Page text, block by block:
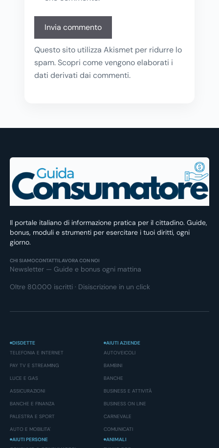
Questo sito utilizza Akismet per ridurre lo
spam.Scopri come vengono elaborati i
dati derivati dai commenti.
Il portale italiano di informazione pratica per il cittadino. Guide,
bonus, moduli e strumenti per esercitare i tuoi diritti, ogni
giorno.
CHI SIAMOCONTATTILAVORA CON NOI
Newsletter — Guide e bonus ogni mattina
Oltre 80.000 iscritti · Disiscrizione in un click
DISDETTE
TELEFONIA E INTERNET
PAY TV E STREAMING
LUCE E GAS
ASSICURAZIONI
BANCHE E FINANZA
PALESTRA E SPORT
AUTO E MOBILITA'
AIUTI AZIENDE
AUTOVEICOLI
BAMBINI
BANCHE
BUSINESS E ATTIVITÀ
BUSINESS ON LINE
CARNEVALE
COMUNICATI
AIUTI PERSONE
ANIMALI